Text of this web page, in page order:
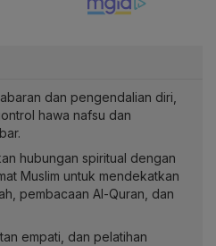
dan pengendalian diri,
hawa nafsu dan
hubungan spiritual dengan
Muslim untuk mendekatkan
pembacaan Al-Quran, dan
empati, dan pelatihan